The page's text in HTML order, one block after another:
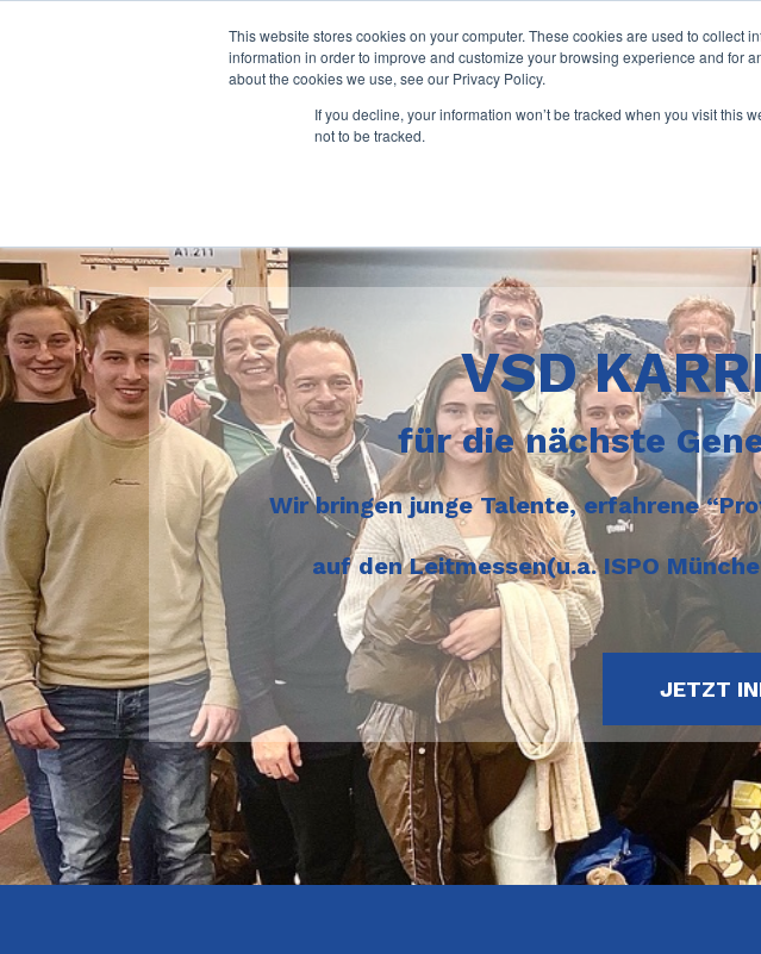
This website stores cookies on your computer. These cookies are used to
information in order to improve and customize your browsing experience and for
about the cookies we use, see our Privacy Policy.
If you decline, your information won’t be tracked when you visit this
not to be tracked.
VSD
für die nächste
Wir bringen junge Talente, erfahrene
auf den Leitmessen(u.a. ISPO
JETZT